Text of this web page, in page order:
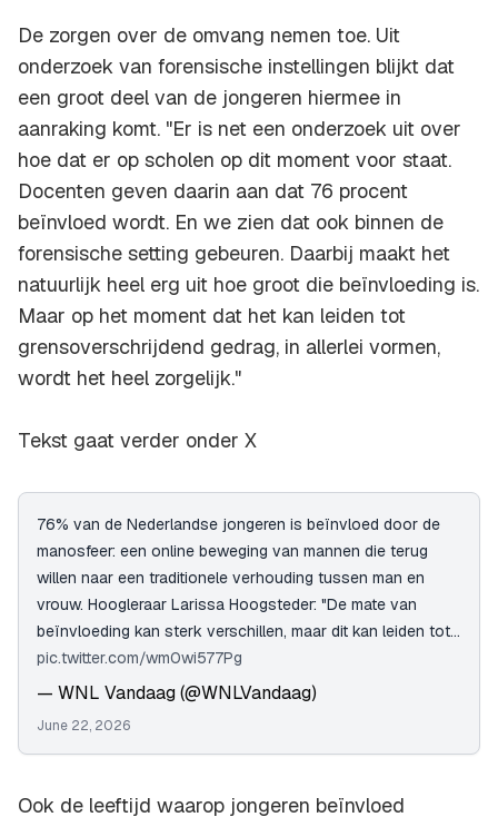
De zorgen over de omvang nemen toe. Uit
onderzoek van forensische instellingen blijkt dat
een groot deel van de jongeren hiermee in
aanraking komt. "Er is net een onderzoek uit over
hoe dat er op scholen op dit moment voor staat.
Docenten geven daarin aan dat 76 procent
beïnvloed wordt. En we zien dat ook binnen de
forensische setting gebeuren. Daarbij maakt het
natuurlijk heel erg uit hoe groot die beïnvloeding is.
Maar op het moment dat het kan leiden tot
grensoverschrijdend gedrag, in allerlei vormen,
wordt het heel zorgelijk."
Tekst gaat verder onder X
76% van de Nederlandse jongeren is beïnvloed door de
manosfeer: een online beweging van mannen die terug
willen naar een traditionele verhouding tussen man en
vrouw. Hoogleraar Larissa Hoogsteder: "De mate van
beïnvloeding kan sterk verschillen, maar dit kan leiden tot…
pic.twitter.com/wm0wi577Pg
— WNL Vandaag (@WNLVandaag)
June 22, 2026
Ook de leeftijd waarop jongeren beïnvloed